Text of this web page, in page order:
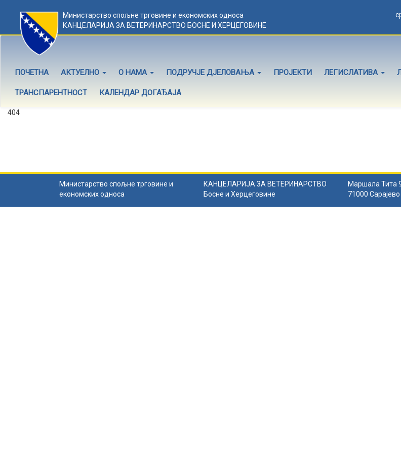
Министарство спољне трговине и економских односа
КАНЦЕЛАРИЈА ЗА ВЕТЕРИНАРСТВО БОСНЕ И ХЕРЦЕГОВИНЕ
ПОЧЕТНА АКТУЕЛНО О НАМА ПОДРУЧЈЕ ДЈЕЛОВАЊА ПРОЈЕКТИ ЛЕГИСЛАТИВА
ТРАНСПАРЕНТНОСТ КАЛЕНДАР ДОГАЂАЈА
404
Министарство спољне трговине и
економских односа
КАНЦЕЛАРИЈА ЗА ВЕТЕРИНАРСТВО
Босне и Херцеговине
Маршала Тита
71000 Сарајево